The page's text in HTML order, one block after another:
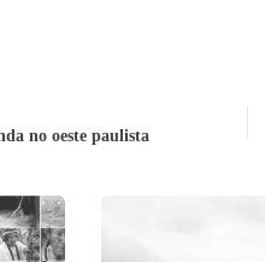
no oeste paulista